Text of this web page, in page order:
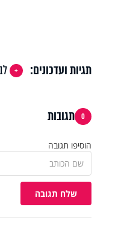
תגיות ועדכונים:
0 תגובות
הוסיפו תגובה
שלח תגובה